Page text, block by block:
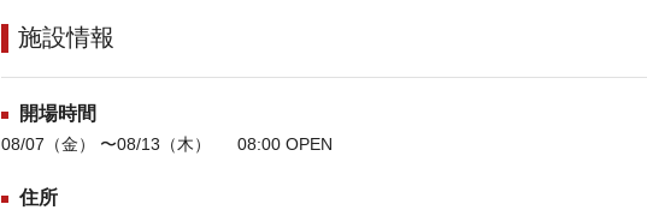
施設情報
開場時間
08/07（金） 〜08/13（木） 08:00 OPEN
住所